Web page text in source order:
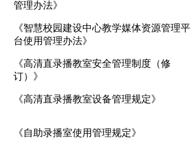
管理办法》
《智慧校园建设中心教学媒体资源管理平
台使用管理办法》
《高清直录播教室安全管理制度（修
订）》
《高清直录播教室设备管理规定》
《自助录播室使用管理规定》